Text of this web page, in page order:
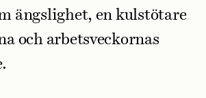
ängslighet, en kulstötare
och arbetsveckornas